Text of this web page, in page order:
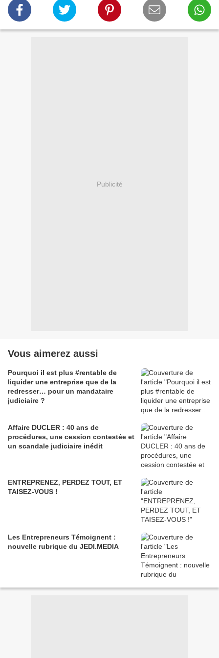
Publicité
Vous aimerez aussi
Pourquoi il est plus #rentable de
liquider une entreprise que de la
redresser… pour un mandataire
judiciaire ?
Affaire DUCLER : 40 ans de
procédures, une cession contestée et
un scandale judiciaire inédit
ENTREPRENEZ, PERDEZ TOUT, ET
TAISEZ-VOUS !
Les Entrepreneurs Témoignent :
nouvelle rubrique du JEDI.MEDIA